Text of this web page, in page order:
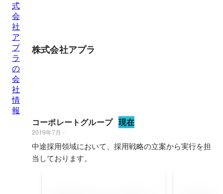
株式会社アプラ
コーポレートグループ 現在
2019年7月 -
中途採用領域において、採用戦略の立案から実行を担
当しております。